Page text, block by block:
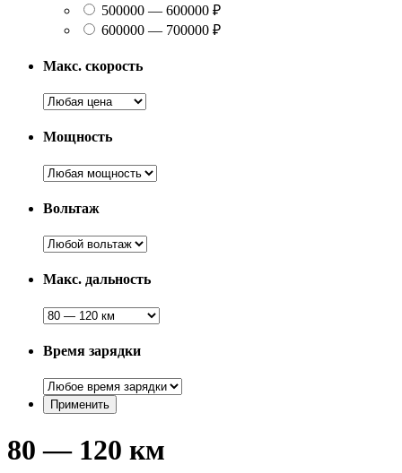
500000 — 600000 ₽
600000 — 700000 ₽
Макс. скорость
Мощность
Вольтаж
Макс. дальность
Время зарядки
80 — 120 км